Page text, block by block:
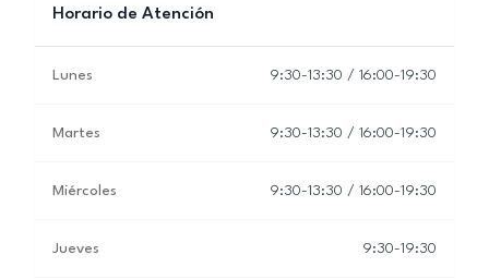
Horario de Atención
Lunes 9:30-13:30 / 16:00-19:30
Martes 9:30-13:30 / 16:00-19:30
Miércoles 9:30-13:30 / 16:00-19:30
Jueves 9:30-19:30